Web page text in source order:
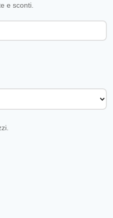
e sconti.